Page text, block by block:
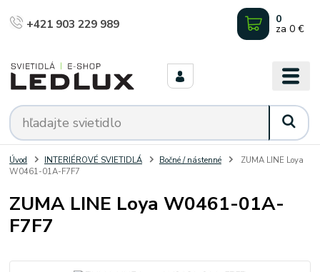
+421 903 229 989 0
za 0 €
Úvod INTERIÉROVÉ SVIETIDLÁ Bočné / nástenné
ZUMA LINE Loya
W0461-01A-F7F7
ZUMA LINE Loya W0461-01A-
F7F7